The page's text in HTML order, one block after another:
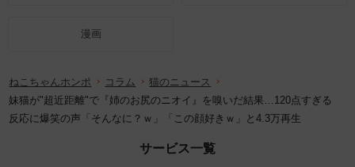
漫画
ねこちゃんホンポ コラム
猫のニュース
妹猫が"超近距離"で『姉のお尻のニオイ』を嗅いだ結果…120点すぎる
反応に爆笑の声「そんなに？ｗ」「この顔好きｗ」と4.3万再生
サービス一覧